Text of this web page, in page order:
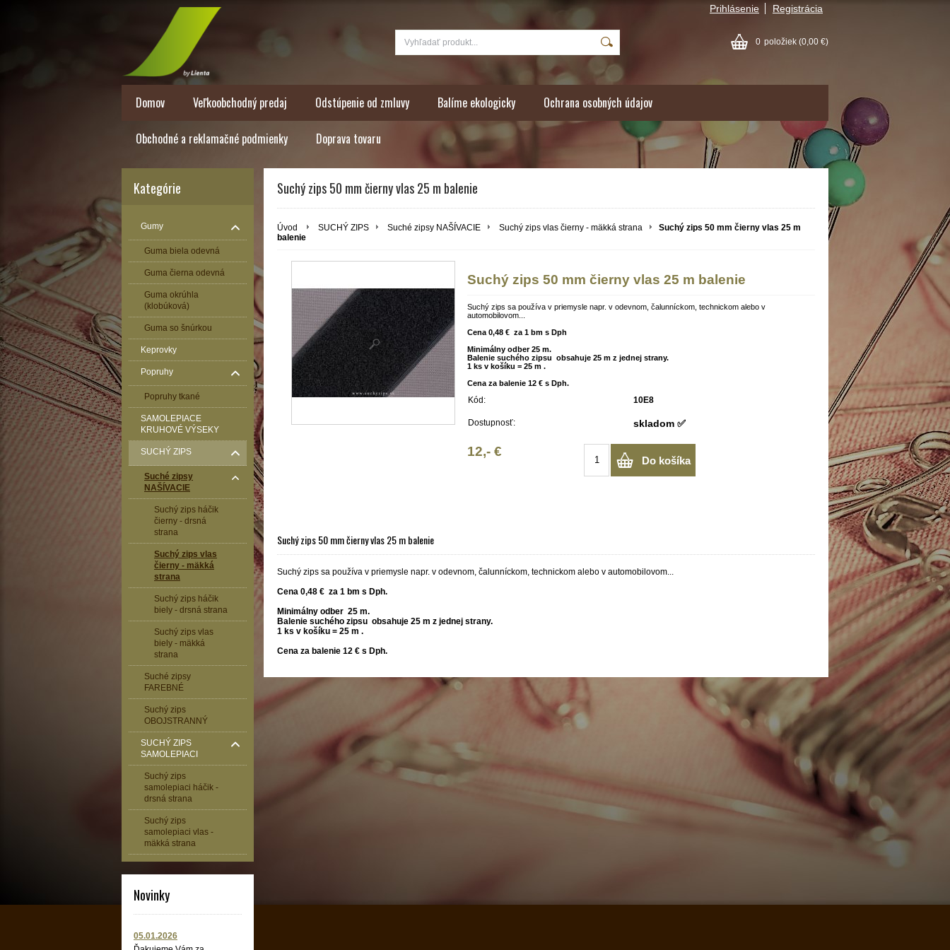
Prihlásenie Registrácia
0 položiek (0,00 €)
Domov Veľkoobchodný predaj Odstúpenie od zmluvy Balíme ekologicky Ochrana osobných údajov
Obchodné a reklamačné podmienky Doprava tovaru
Kategórie
Gumy
Guma biela odevná
Guma čierna odevná
Guma okrúhla
(klobúková)
Guma so šnúrkou
Keprovky
Popruhy
Popruhy tkané
SAMOLEPIACE
KRUHOVÉ VÝSEKY
SUCHÝ ZIPS
Suché zipsy
NAŠÍVACIE
Suchý zips háčik
čierny - drsná
strana
Suchý zips vlas
čierny - mäkká
strana
Suchý zips háčik
biely - drsná strana
Suchý zips vlas
biely - mäkká
strana
Suché zipsy
FAREBNÉ
Suchý zips
OBOJSTRANNÝ
SUCHÝ ZIPS
SAMOLEPIACI
Suchý zips
samolepiaci háčik -
drsná strana
Suchý zips
samolepiaci vlas -
mäkká strana
Novinky
05.01.2026
Suchý zips 50 mm čierny vlas 25 m balenie
Úvod SUCHÝ ZIPS Suché zipsy NAŠÍVACIE Suchý zips vlas čierny - mäkká strana
Suchý zips 50 mm čierny vlas 25 m
balenie
Suchý zips 50 mm čierny vlas 25 m balenie
Suchý zips sa používa v priemysle napr. v odevnom, čalunníckom, technickom alebo v
automobilovom...
Cena 0,48 € za 1 bm s Dph
Minimálny odber 25 m.
Balenie suchého zipsu obsahuje 25 m z jednej strany.
1 ks v košíku = 25 m .
Cena za balenie 12 € s Dph.
Kód: 10E8
Dostupnosť: skladom ✅
12,- €
Do košíka
Suchý zips 50 mm čierny vlas 25 m balenie
Suchý zips sa používa v priemysle napr. v odevnom, čalunníckom, technickom alebo v automobilovom...
Cena 0,48 € za 1 bm s Dph.
Minimálny odber 25 m.
Balenie suchého zipsu obsahuje 25 m z jednej strany.
1 ks v košíku = 25 m .
Cena za balenie 12 € s Dph.